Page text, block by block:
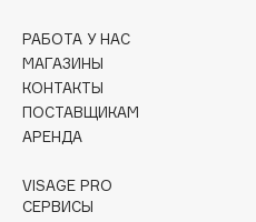
D
d'Alba
DARLING*
РАБОТА У НАС
МАГАЗИНЫ
КОНТАКТЫ
ПОСТАВЩИКАМ
АРЕНДА
VISAGE PRO
СЕРВИСЫ